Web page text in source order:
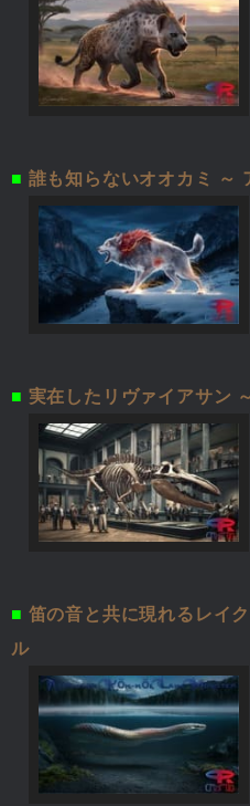
■ 誰も知らないオオカミ ～
■ 実在したリヴァイアサン
■ 笛の音と共に現れるレイ
ル